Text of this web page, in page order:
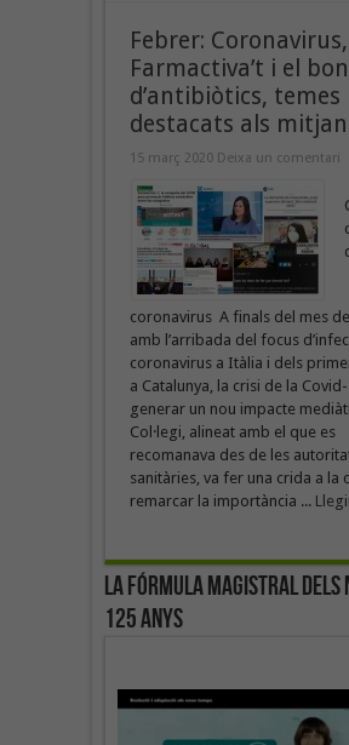
Febrer: Coronavirus,
Farmactiva’t i el
d’antibiòtics, temes
destacats als
15 març 2020 Deixa un comentari
coronavirus A finals del mes
amb l’arribada del focus
coronavirus a Itàlia i dels
a Catalunya, la crisi de la
generar un nou impacte
Col·legi, alineat amb el que es
recomanava des de les
sanitàries, va fer una crida a la
remarcar la importància ...
La fórmula magistral dels
125 anys